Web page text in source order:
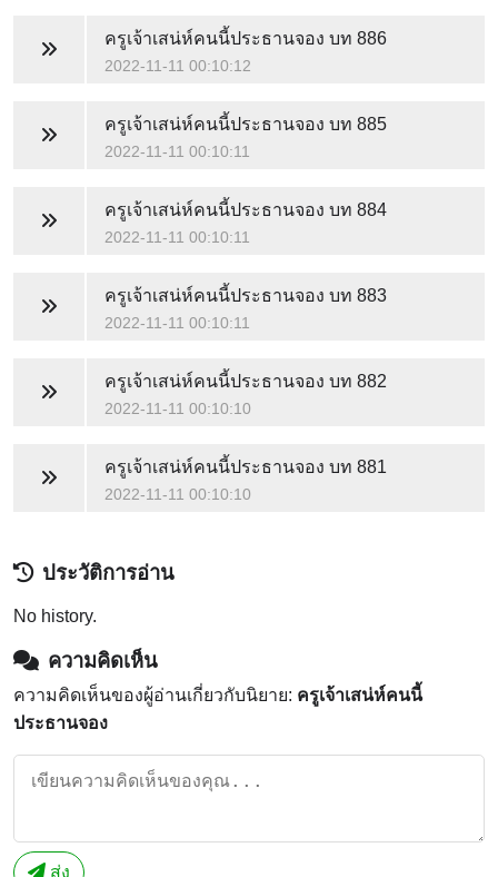
ครูเจ้าเสน่ห์คนนี้ประธานจอง บท 886
2022-11-11 00:10:12
ครูเจ้าเสน่ห์คนนี้ประธานจอง บท 885
2022-11-11 00:10:11
ครูเจ้าเสน่ห์คนนี้ประธานจอง บท 884
2022-11-11 00:10:11
ครูเจ้าเสน่ห์คนนี้ประธานจอง บท 883
2022-11-11 00:10:11
ครูเจ้าเสน่ห์คนนี้ประธานจอง บท 882
2022-11-11 00:10:10
ครูเจ้าเสน่ห์คนนี้ประธานจอง บท 881
2022-11-11 00:10:10
ประวัติการอ่าน
No history.
ความคิดเห็น
ความคิดเห็นของผู้อ่านเกี่ยวกับนิยาย: ครูเจ้าเสน่ห์คนนี้
ประธานจอง
ส่ง